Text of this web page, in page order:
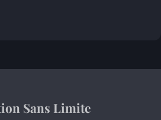
Sans Limite